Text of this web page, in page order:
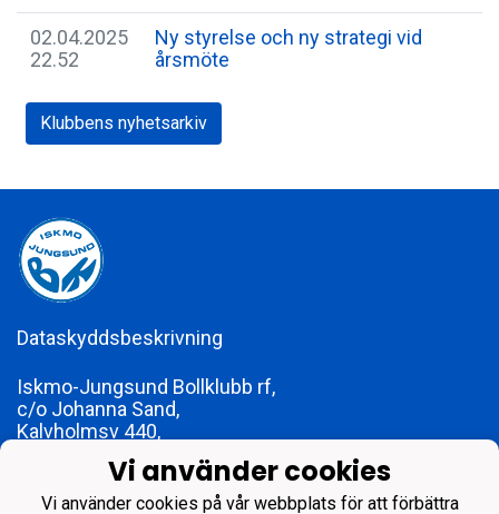
02.04.2025
22.52
Ny styrelse och ny strategi vid
årsmöte
Klubbens nyhetsarkiv
Dataskyddsbeskrivning
Iskmo-Jungsund Bollklubb rf,
c/o Johanna Sand,
Kalvholmsv 440,
65630 Karperö
foreningen@ijbk.fi
FO-nummer 1773979-2
Vi använder cookies
Vi använder cookies på vår webbplats för att förbättra